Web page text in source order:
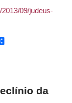
09/judeus-
Share
da